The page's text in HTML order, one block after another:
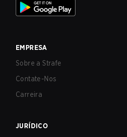
EMPRESA
Sobre a Strafe
Contate-Nos
Carreira
JURÍDICO